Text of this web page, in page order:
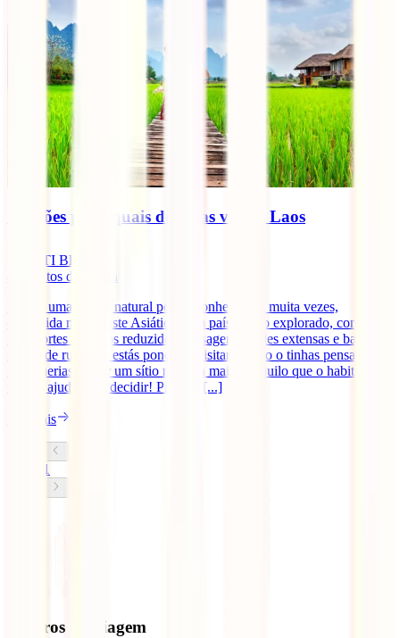
7 razões pelas quais deverias visitar Laos
IATI Blog
minutos de leitura
Laos é uma pérola natural pouco conhecida e, muita vezes,
esquecida no Sudeste Asiático. Um país pouco explorado, com
transportes públicos reduzidos, paisagens verdes extensas e bastante
atividade rural. Se estás ponderar visitar ou não o tinhas pensado,
mas querias visitar um sítio na Ásia mais tranquilo que o habitual,
vamos ajudar-te a decidir! Prepara [...]
Ler mais
1
Seguros de Viagem